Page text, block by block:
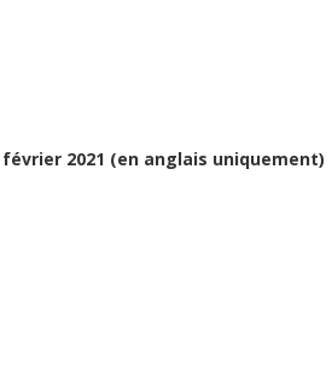
2021 (en anglais uniquement)